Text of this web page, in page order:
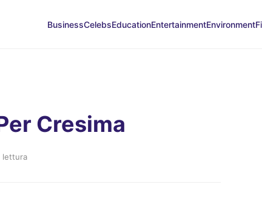
BusinessCelebsEducationEntertainmentEnvironment
Cresima
lettura